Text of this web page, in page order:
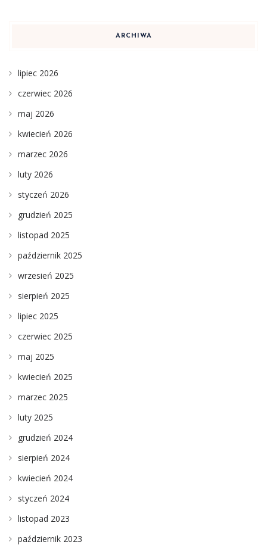
ARCHIWA
lipiec 2026
czerwiec 2026
maj 2026
kwiecień 2026
marzec 2026
luty 2026
styczeń 2026
grudzień 2025
listopad 2025
październik 2025
wrzesień 2025
sierpień 2025
lipiec 2025
czerwiec 2025
maj 2025
kwiecień 2025
marzec 2025
luty 2025
grudzień 2024
sierpień 2024
kwiecień 2024
styczeń 2024
listopad 2023
październik 2023